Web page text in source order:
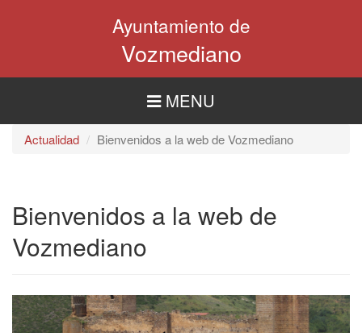
Ayuntamiento de
Vozmediano
MENU
Actualidad Bienvenidos a la web de Vozmediano
Bienvenidos a la web de
Vozmediano